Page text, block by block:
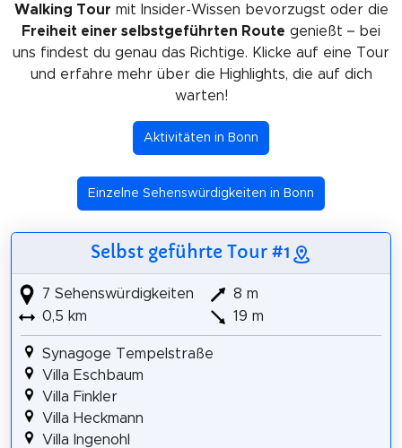
Walking Tour mit Insider-Wissen bevorzugst oder die
Freiheit einer selbstgeführten Route genießt – bei
uns findest du genau das Richtige. Klicke auf eine Tour
und erfahre mehr über die Highlights, die auf dich
warten!
Aktivitäten in Bonn
Einzelne Sehenswürdigkeiten in Bonn
Selbst geführte Tour #1
7 Sehenswürdigkeiten
0,5 km
8 m
19 m
Synagoge Tempelstraße
Villa Eschbaum
Villa Finkler
Villa Heckmann
Villa Ingenohl